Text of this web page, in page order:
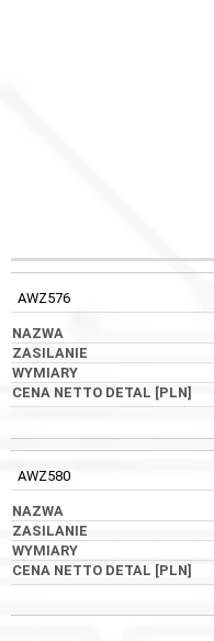
AWZ576
AWZ580